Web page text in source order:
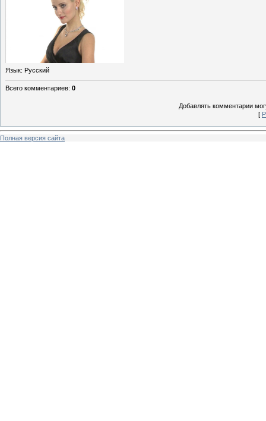
Язык: Русский
Всего комментариев: 0
Добавлять комментарии
[
Полная версия сайта